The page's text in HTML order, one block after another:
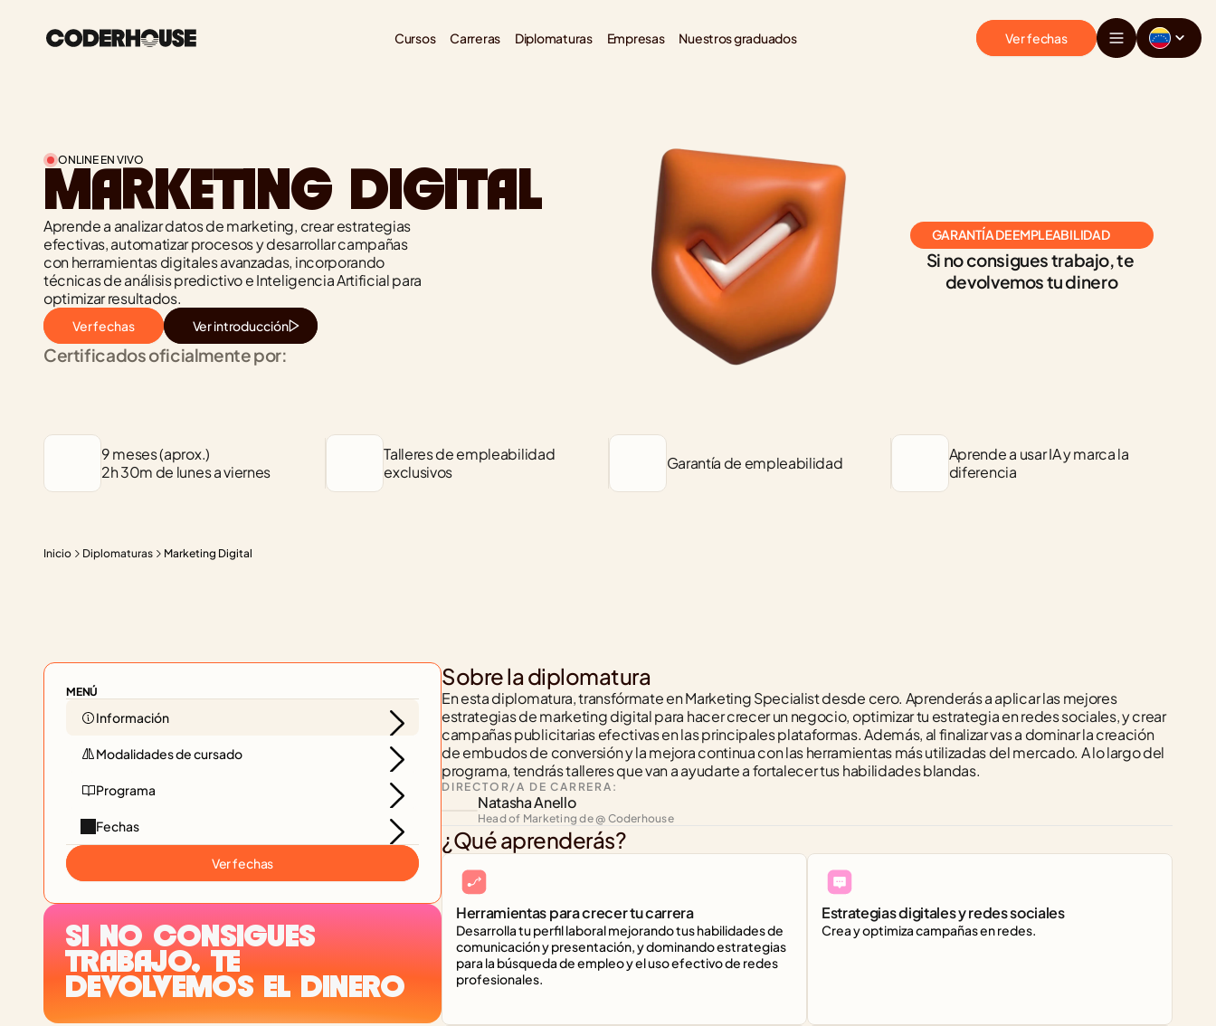
Cursos Carreras Diplomaturas Empresas Nuestros graduados Ver fechas
ONLINE EN VIVO
MARKETING DIGITAL
Aprende a analizar datos de marketing, crear estrategias
efectivas, automatizar procesos y desarrollar campañas
con herramientas digitales avanzadas, incorporando
técnicas de análisis predictivo e Inteligencia Artificial para
optimizar resultados.
Ver fechas Ver introducción
Certificados oficialmente por:
GARANTÍA DE EMPLEABILIDAD
Si no consigues trabajo, te
devolvemos tu dinero
9 meses (aprox.)
2h 30m de lunes a viernes
Talleres de empleabilidad
exclusivos
Garantía de empleabilidad
Aprende a usar IA y marca la
diferencia
Inicio Diplomaturas Marketing Digital
MENÚ
Información
Modalidades de cursado
Programa
Fechas
Ver fechas
SI NO CONSIGUES
TRABAJO, TE
DEVOLVEMOS EL DINERO
Sobre la diplomatura
En esta diplomatura, transfórmate en Marketing Specialist desde cero. Aprenderás a aplicar las mejores
estrategias de marketing digital para hacer crecer un negocio, optimizar tu estrategia en redes sociales, y crear
campañas publicitarias efectivas en las principales plataformas. Además, al finalizar vas a dominar la creación
de embudos de conversión y la mejora continua con las herramientas más utilizadas del mercado. A lo largo del
programa, tendrás talleres que van a ayudarte a fortalecer tus habilidades blandas.
DIRECTOR/A DE CARRERA:
Natasha Anello
Head of Marketing de @ Coderhouse
¿Qué aprenderás?
Herramientas para crecer tu carrera
Desarrolla tu perfil laboral mejorando tus habilidades de
comunicación y presentación, y dominando estrategias
para la búsqueda de empleo y el uso efectivo de redes
profesionales.
Estrategias digitales y redes sociales
Crea y optimiza campañas en redes.